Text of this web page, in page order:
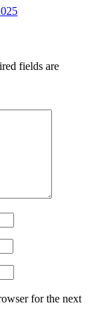
fields are
for the next